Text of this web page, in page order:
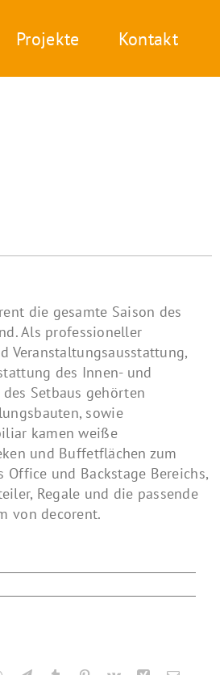
Projekte Kontakt
die gesamte Saison des
Als professioneller
Veranstaltungsausstattung,
des Innen- und
Setbaus gehörten
sowie
kamen weiße
und Buffetflächen zum
Office und Backstage Bereichs,
Regale und die passende
von decorent.